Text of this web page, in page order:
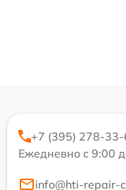
+7 (395) 278-
Ежедневно с 9:00
info@hti-repair-